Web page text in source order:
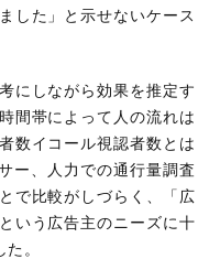
した」と示せないケース
にしながら効果を推定す
間帯によって人の流れは
数イコール視認者数とは
ー、人力での通行量調査
で比較がしづらく、「広
いう広告主のニーズに十
。